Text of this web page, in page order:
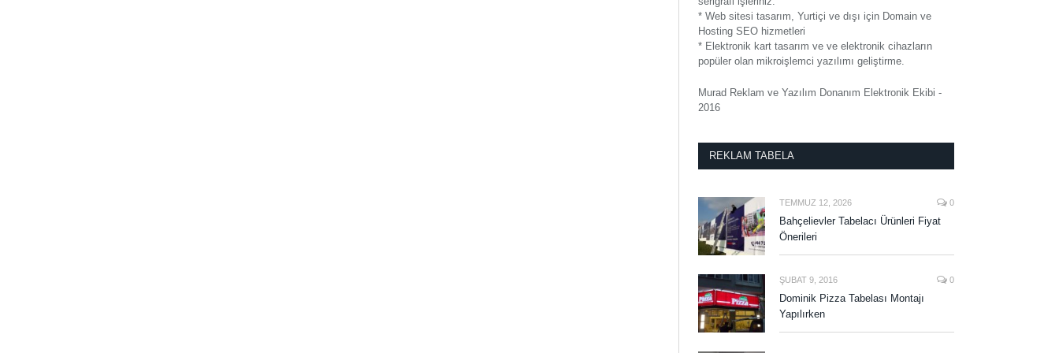
* Web sitesi tasarım, Yurtiçi ve dışı için Domain ve
Hosting SEO hizmetleri
* Elektronik kart tasarım ve ve elektronik cihazların
popüler olan mikroişlemci yazılımı geliştirme.
Murad Reklam ve Yazılım Donanım Elektronik Ekibi -
2016
REKLAM TABELA
TEMMUZ 12, 2026 0
Bahçelievler Tabelacı Ürünleri Fiyat
Önerileri
ŞUBAT 9, 2016 0
Dominik Pizza Tabelası Montajı
Yapılırken